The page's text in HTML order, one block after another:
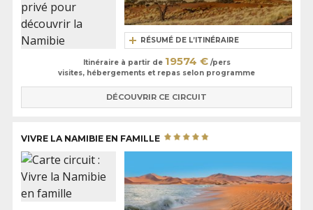
RÉSUMÉ DE L’ITINÉRAIRE
Itinéraire à partir de 19574 €/pers
visites, hébergements et repas selon programme
DÉCOUVRIR CE CIRCUIT
VIVRE LA NAMIBIE EN FAMILLE